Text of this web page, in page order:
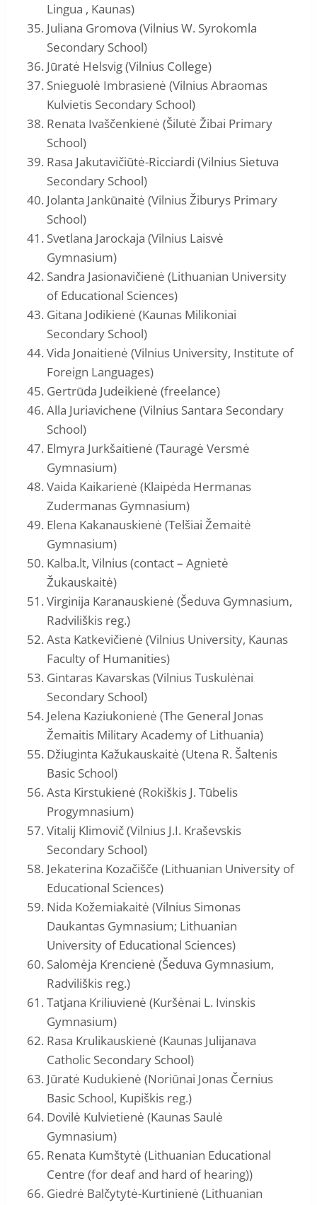
Lingua , Kaunas)
Juliana Gromova (Vilnius W. Syrokomla
Secondary School)
Jūratė Helsvig (Vilnius College)
Snieguolė Imbrasienė (Vilnius Abraomas
Kulvietis Secondary School)
Renata Ivaščenkienė (Šilutė Žibai Primary
School)
Rasa Jakutavičiūtė-Ricciardi (Vilnius Sietuva
Secondary School)
Jolanta Jankūnaitė (Vilnius Žiburys Primary
School)
Svetlana Jarockaja (Vilnius Laisvė
Gymnasium)
Sandra Jasionavičienė (Lithuanian University
of Educational Sciences)
Gitana Jodikienė (Kaunas Milikoniai
Secondary School)
Vida Jonaitienė (Vilnius University, Institute of
Foreign Languages)
Gertrūda Judeikienė (freelance)
Alla Juriavichene (Vilnius Santara Secondary
School)
Elmyra Jurkšaitienė (Tauragė Versmė
Gymnasium)
Vaida Kaikarienė (Klaipėda Hermanas
Zudermanas Gymnasium)
Elena Kakanauskienė (Telšiai Žemaitė
Gymnasium)
Kalba.lt, Vilnius (contact – Agnietė
Žukauskaitė)
Virginija Karanauskienė (Šeduva Gymnasium,
Radviliškis reg.)
Asta Katkevičienė (Vilnius University, Kaunas
Faculty of Humanities)
Gintaras Kavarskas (Vilnius Tuskulėnai
Secondary School)
Jelena Kaziukonienė (The General Jonas
Žemaitis Military Academy of Lithuania)
Džiuginta Kažukauskaitė (Utena R. Šaltenis
Basic School)
Asta Kirstukienė (Rokiškis J. Tūbelis
Progymnasium)
Vitalij Klimovič (Vilnius J.I. Kraševskis
Secondary School)
Jekaterina Kozačišče (Lithuanian University of
Educational Sciences)
Nida Kožemiakaitė (Vilnius Simonas
Daukantas Gymnasium; Lithuanian
University of Educational Sciences)
Salomėja Krencienė (Šeduva Gymnasium,
Radviliškis reg.)
Tatjana Kriliuvienė (Kuršėnai L. Ivinskis
Gymnasium)
Rasa Krulikauskienė (Kaunas Julijanava
Catholic Secondary School)
Jūratė Kudukienė (Noriūnai Jonas Černius
Basic School, Kupiškis reg.)
Dovilė Kulvietienė (Kaunas Saulė
Gymnasium)
Renata Kumštytė (Lithuanian Educational
Centre (for deaf and hard of hearing))
Giedrė Balčytytė-Kurtinienė (Lithuanian